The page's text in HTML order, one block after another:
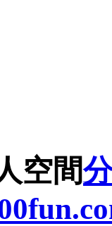
空間